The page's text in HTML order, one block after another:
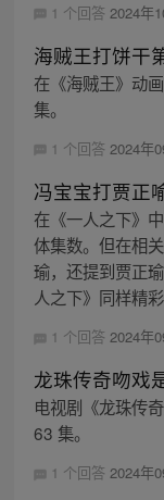
1 个回答 2024年
海贼王打饼干
在《海贼王》动
集。
1 个回答 2024年
冯宝宝打贾正
在《一人之下》
体集数。但在相
瑜，还提到贾正
人之下》同样精
1 个回答 2024年
龙珠传奇吻戏
电视剧《龙珠传
63 集。
1 个回答 2024年